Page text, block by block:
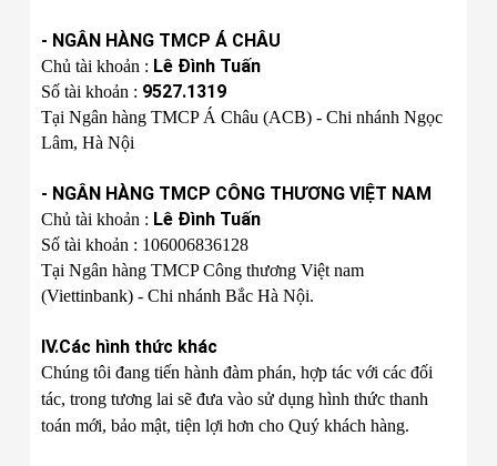
- NGÂN HÀNG TMCP Á CHÂU
Chủ tài khoản : Lê Đình Tuấn
Số tài khoản : 9527.1319
Tại Ngân hàng TMCP Á Châu (ACB) - Chi nhánh Ngọc
Lâm, Hà Nội
- NGÂN HÀNG TMCP CÔNG THƯƠNG VIỆT NAM
Chủ tài khoản : Lê Đình Tuấn
Số tài khoản : 106006836128
Tại Ngân hàng TMCP Công thương Việt nam
(Viettinbank) - Chi nhánh Bắc Hà Nội.
IV.Các hình thức khác
Chúng tôi đang tiến hành đàm phán, hợp tác với các đối
tác, trong tương lai sẽ đưa vào sử dụng hình thức thanh
toán mới, bảo mật, tiện lợi hơn cho Quý khách hàng.